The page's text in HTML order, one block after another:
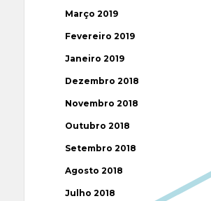
Março 2019
Fevereiro 2019
Janeiro 2019
Dezembro 2018
Novembro 2018
Outubro 2018
Setembro 2018
Agosto 2018
Julho 2018